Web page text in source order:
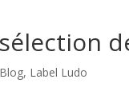
Blog, Label Ludo